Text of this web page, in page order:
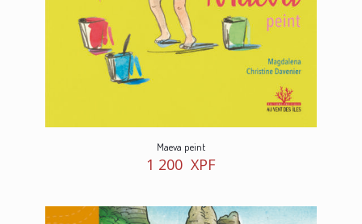
Maeva peint
1 200 XPF